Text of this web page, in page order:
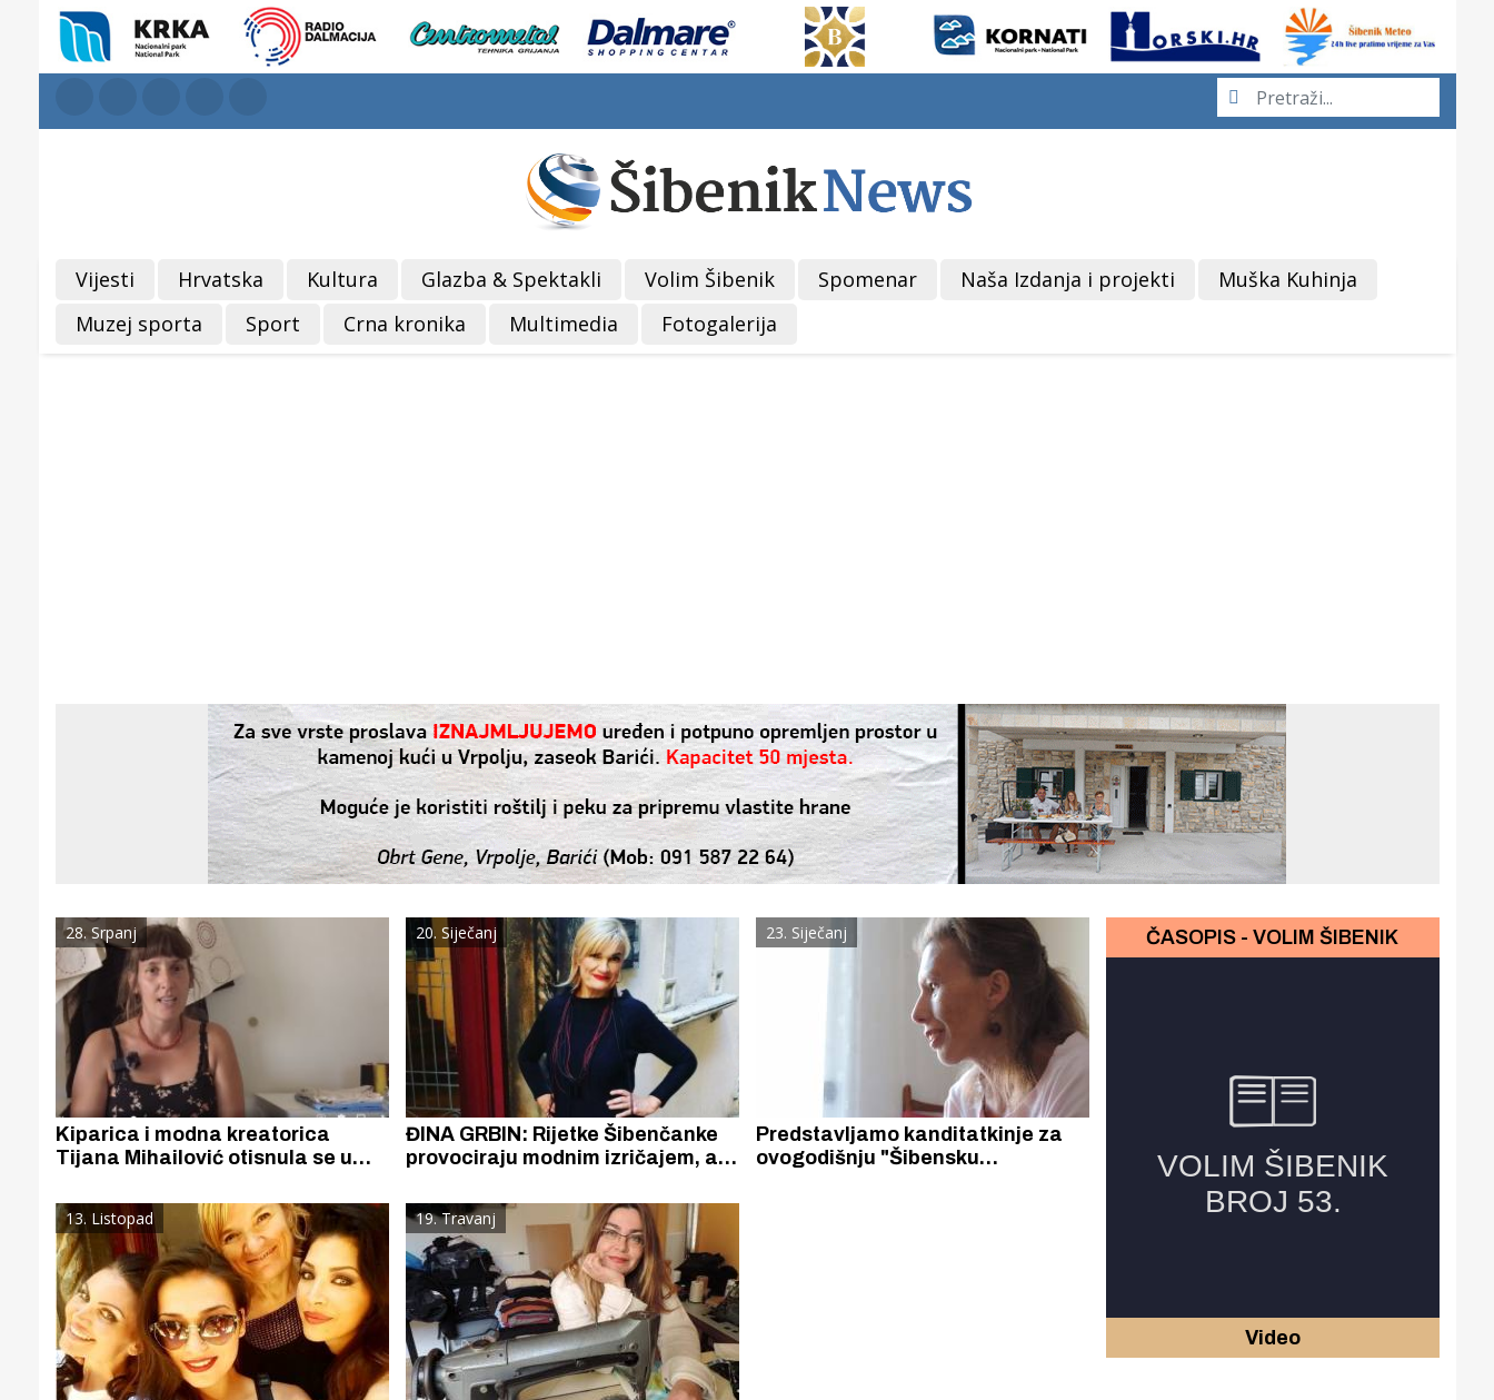
Vijesti Hrvatska Kultura Glazba & Spektakli Volim Šibenik Spomenar Naša Izdanja i projekti
Muška Kuhinja
Muzej sporta
Sport Crna kronika Multimedia Fotogalerija
28. Srpanj
Kiparica i modna kreatorica
Tijana Mihailović otisnula se u
recikliranih materijala
20. Siječanj
ĐINA GRBIN: Rijetke Šibenčanke
provociraju modnim izričajem, ali
23. Siječanj
Predstavljamo kanditatkinje za
ovogodišnju "Šibensku
13. Listopad 19. Travanj
ČASOPIS - VOLIM ŠIBENIK
Video